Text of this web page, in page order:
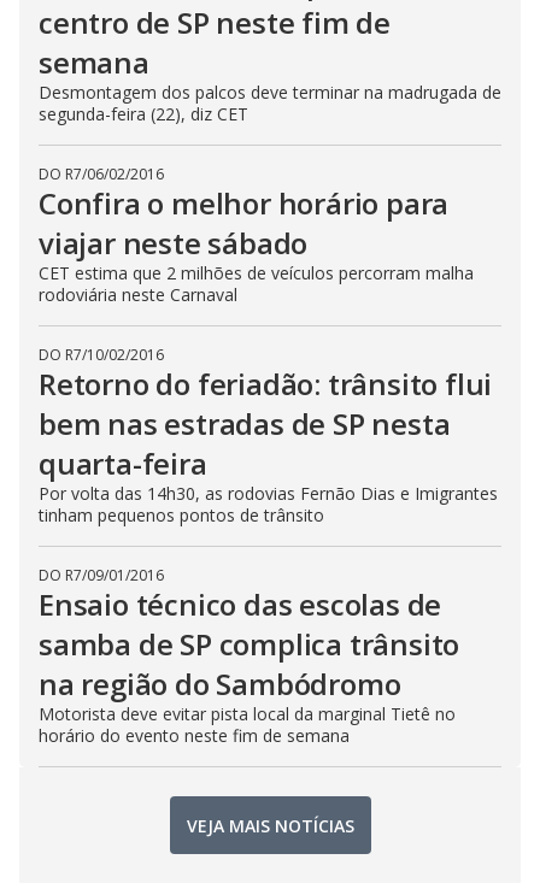
centro de SP neste fim de
semana
Desmontagem dos palcos deve terminar na madrugada de
segunda-feira (22), diz CET
DO R7/06/02/2016
Confira o melhor horário para
viajar neste sábado
CET estima que 2 milhões de veículos percorram malha
rodoviária neste Carnaval
DO R7/10/02/2016
Retorno do feriadão: trânsito flui
bem nas estradas de SP nesta
quarta-feira
Por volta das 14h30, as rodovias Fernão Dias e Imigrantes
tinham pequenos pontos de trânsito
DO R7/09/01/2016
Ensaio técnico das escolas de
samba de SP complica trânsito
na região do Sambódromo
Motorista deve evitar pista local da marginal Tietê no
horário do evento neste fim de semana
VEJA MAIS NOTÍCIAS